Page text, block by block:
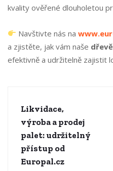
kvality ověřené dlouholetou
Navštivte nás na
a zjistěte, jak vám naše
efektivně a udržitelně zajistit
Likvidace,
výroba a prodej
palet: udržitelný
přístup od
Europal.cz